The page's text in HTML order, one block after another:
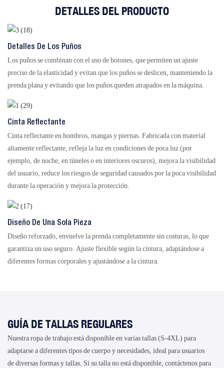
DETALLES DEL PRODUCTO
Detalles De Los Puños
Los puños se combinan con el uso de botones, que permiten un ajuste
preciso de la elasticidad y evitan que los puños se deslicen, manteniendo la
prenda plana y evitando que los puños queden atrapados en la máquina.
Cinta Reflectante
Cinta reflectante en hombros, mangas y piernas. Fabricada con material
altamente reflectante, refleja la luz en condiciones de poca luz (por
ejemplo, de noche, en túneles o en interiores oscuros), mejora la visibilidad
del usuario, reduce los riesgos de seguridad causados ​​por la poca visibilidad
durante la operación y mejora la protección.
Diseño De Una Sola Pieza
Diseño reforzado, envuelve la prenda completamente sin costuras, lo que
garantiza un uso seguro. Ajuste flexible según la cintura, adaptándose a
diferentes formas corporales y ajustándose a la cintura.
GUÍA DE TALLAS REGULARES
Nuestra ropa de trabajo está disponible en varias tallas (S-4XL) para
adaptarse a diferentes tipos de cuerpo y necesidades, ideal para usuarios
de diversas formas y tallas. Si su talla no está disponible, contáctenos para